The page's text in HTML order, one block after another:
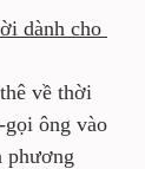
dành cho
về thời
ông vào
phương